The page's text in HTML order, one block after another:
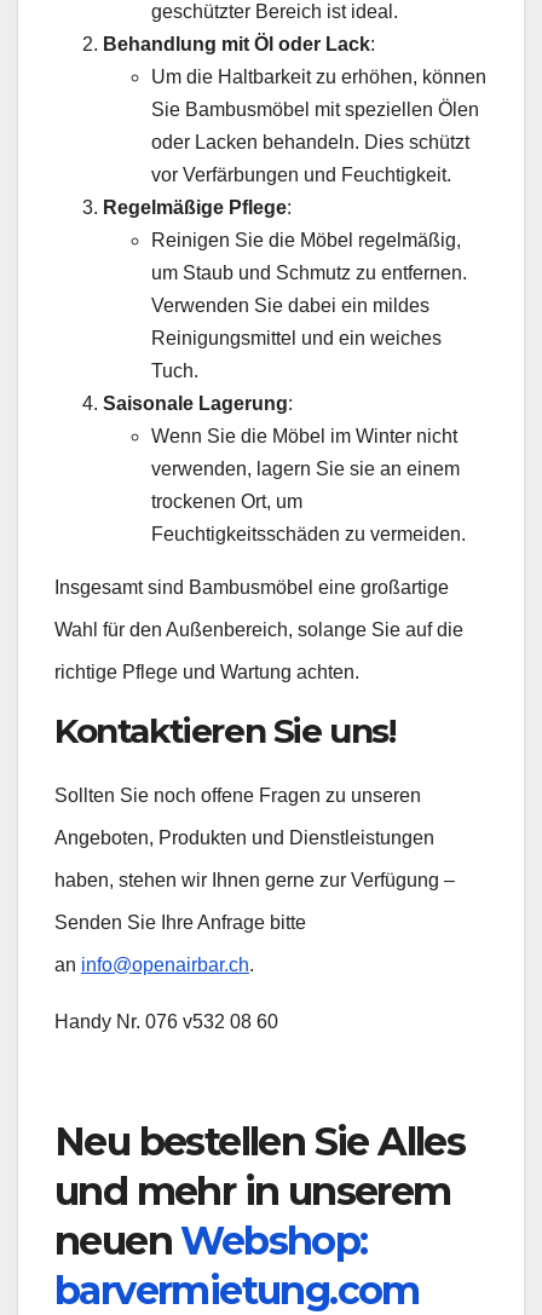
geschützter Bereich ist ideal.
Behandlung mit Öl oder Lack:
Um die Haltbarkeit zu erhöhen, können
Sie Bambusmöbel mit speziellen Ölen
oder Lacken behandeln. Dies schützt
vor Verfärbungen und Feuchtigkeit.
Regelmäßige Pflege:
Reinigen Sie die Möbel regelmäßig,
um Staub und Schmutz zu entfernen.
Verwenden Sie dabei ein mildes
Reinigungsmittel und ein weiches
Tuch.
Saisonale Lagerung:
Wenn Sie die Möbel im Winter nicht
verwenden, lagern Sie sie an einem
trockenen Ort, um
Feuchtigkeitsschäden zu vermeiden.
Insgesamt sind Bambusmöbel eine großartige
Wahl für den Außenbereich, solange Sie auf die
richtige Pflege und Wartung achten.
Kontaktieren Sie uns!
Sollten Sie noch offene Fragen zu unseren
Angeboten, Produkten und Dienstleistungen
haben, stehen wir Ihnen gerne zur Verfügung –
Senden Sie Ihre Anfrage bitte
an info@openairbar.ch.
Handy Nr. 076 v532 08 60
Neu bestellen Sie Alles
und mehr in unserem
neuenWebshop:
barvermietung.com